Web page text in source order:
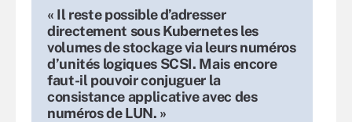
« Il reste possible d’adresser
directement sous Kubernetes les
volumes de stockage via leurs numéros
d’unités logiques SCSI. Mais encore
faut-il pouvoir conjuguer la
consistance applicative avec des
numéros de LUN. »